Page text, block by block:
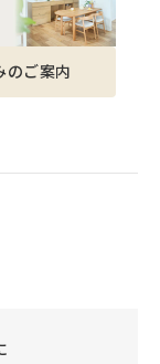
のご案内